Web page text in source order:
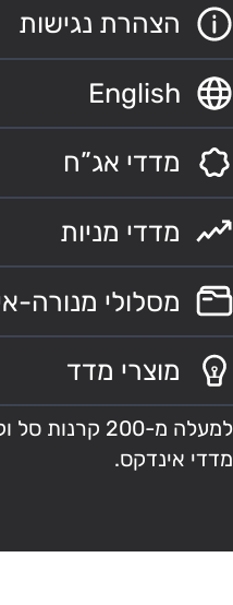
הצהרת נגישות
English
מדדי אג”ח
מדדי מניות
מסלולי מנורה-
מוצרי מדד
למעלה מ-200
מדדי אינדקס.